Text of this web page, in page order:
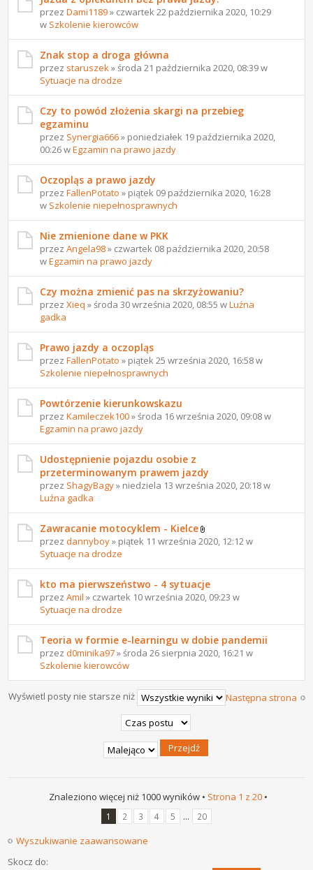
przezDami1189» czwartek 22 października 2020, 10:29
w Szkolenie kierowców
Znak stop a droga główna
przez staruszek » środa 21 października 2020, 08:39 w
Sytuacje na drodze
Czy to powód złożenia skargi na przebieg
egzaminu
przez Synergia666» poniedziałek 19 października 2020,
00:26 wEgzamin na prawo jazdy
Oczopląs a prawo jazdy
przezFallenPotato » piątek 09 października 2020, 16:28
w Szkolenie niepełnosprawnych
Nie zmienione dane w PKK
przezAngela98» czwartek 08 października 2020, 20:58
wEgzamin na prawo jazdy
Czy można zmienić pas na skrzyżowaniu?
przezXieq » środa 30 września 2020, 08:55 wLuźna
gadka
Prawo jazdy a oczopląs
przezFallenPotato » piątek 25 września 2020, 16:58 w
Szkolenie niepełnosprawnych
Powtórzenie kierunkowskazu
przezKamileczek100» środa 16 września 2020, 09:08 w
Egzamin na prawo jazdy
Udostępnienie pojazdu osobie z
przeterminowanym prawem jazdy
przez ShagyBagy» niedziela 13 września 2020, 20:18 w
Luźna gadka
Zawracanie motocyklem - Kielce
przezdannyboy» piątek 11 września 2020, 12:12 w
Sytuacje na drodze
kto ma pierwszeństwo - 4 sytuacje
przezAmil » czwartek 10 września 2020, 09:23 w
Sytuacje na drodze
Teoria w formie e-learningu w dobie pandemii
przezd0minika97» środa 26 sierpnia 2020, 16:21 w
Szkolenie kierowców
Następna strona
Wyświetl posty nie starsze niż
Znaleziono więcej niż 1000 wyników • Strona 1 z 20 •
1 2 3 4 5 ... 20
Wyszukiwanie zaawansowane
Skocz do: